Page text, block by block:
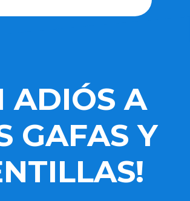
ADIÓS A
GAFAS Y